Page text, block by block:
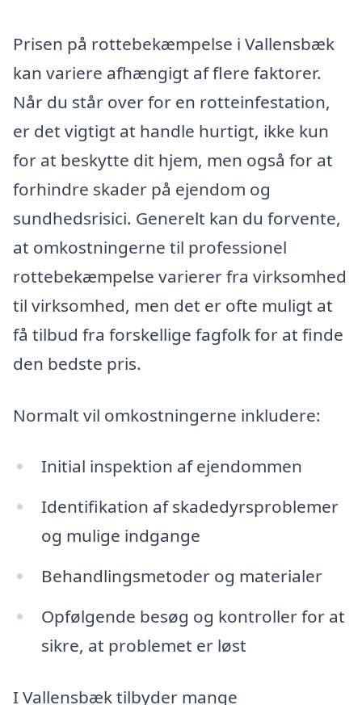
Prisen på rottebekæmpelse i Vallensbæk
kan variere afhængigt af flere faktorer.
Når du står over for en rotteinfestation,
er det vigtigt at handle hurtigt, ikke kun
for at beskytte dit hjem, men også for at
forhindre skader på ejendom og
sundhedsrisici. Generelt kan du forvente,
at omkostningerne til professionel
rottebekæmpelse varierer fra virksomhed
til virksomhed, men det er ofte muligt at
få tilbud fra forskellige fagfolk for at finde
den bedste pris.
Normalt vil omkostningerne inkludere:
Initial inspektion af ejendommen
Identifikation af skadedyrsproblemer
og mulige indgange
Behandlingsmetoder og materialer
Opfølgende besøg og kontroller for at
sikre, at problemet er løst
I Vallensbæk tilbyder mange